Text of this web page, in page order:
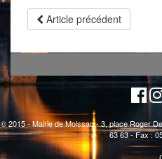
Article précédent
© 2015 - Mairie de Moissac - 3, place Roger
63 63 - Fax :